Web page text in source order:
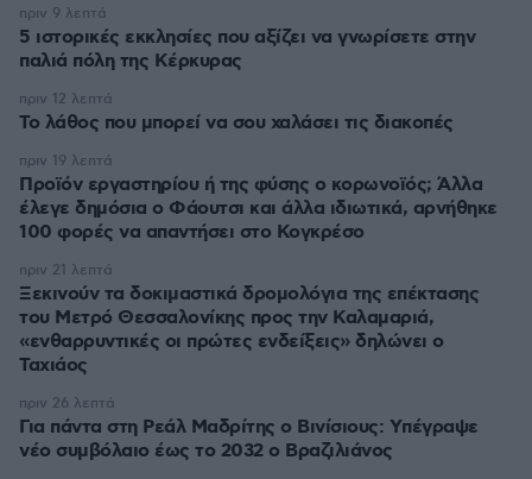
5 ιστορικές εκκλησίες που αξίζει να γνωρίσετε στην
παλιά πόλη της Κέρκυρας
πριν 9 λεπτά
Το λάθος που μπορεί να σου χαλάσει τις διακοπές
πριν 12 λεπτά
Προϊόν εργαστηρίου ή της φύσης ο κορωνοϊός; Άλλα
έλεγε δημόσια ο Φάουτσι και άλλα ιδιωτικά, αρνήθηκε
100 φορές να απαντήσει στο Κογκρέσο
πριν 19 λεπτά
Ξεκινούν τα δοκιμαστικά δρομολόγια της επέκτασης
του Μετρό Θεσσαλονίκης προς την Καλαμαριά,
«ενθαρρυντικές οι πρώτες ενδείξεις» δηλώνει ο
Ταχιάος
πριν 21 λεπτά
Για πάντα στη Ρεάλ Μαδρίτης ο Βινίσιους: Yπέγραψε
νέο συμβόλαιο έως το 2032 ο Βραζιλιάνος
πριν 26 λεπτά